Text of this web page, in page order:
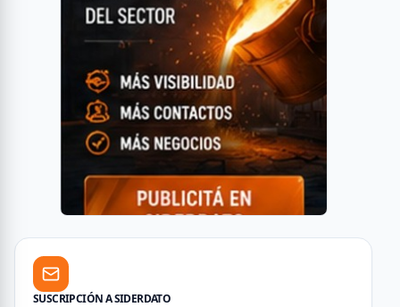
SUSCRIPCIÓN A SIDERDATO